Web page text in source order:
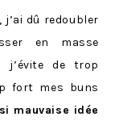
j’ai dû redoubler
en masse
j’évite de trop
fort mes buns
mauvaise idée